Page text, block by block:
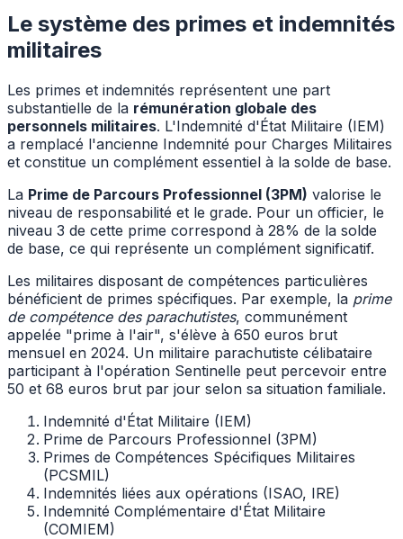
Le système des primes et indemnités
militaires
Les primes et indemnités représentent une part
substantielle de la rémunération globale des
personnels militaires. L'Indemnité d'État Militaire (IEM)
a remplacé l'ancienne Indemnité pour Charges Militaires
et constitue un complément essentiel à la solde de base.
La Prime de Parcours Professionnel (3PM) valorise le
niveau de responsabilité et le grade. Pour un officier, le
niveau 3 de cette prime correspond à 28% de la solde
de base, ce qui représente un complément significatif.
Les militaires disposant de compétences particulières
bénéficient de primes spécifiques. Par exemple, la prime
de compétence des parachutistes, communément
appelée "prime à l'air", s'élève à 650 euros brut
mensuel en 2024. Un militaire parachutiste célibataire
participant à l'opération Sentinelle peut percevoir entre
50 et 68 euros brut par jour selon sa situation familiale.
Indemnité d'État Militaire (IEM)
Prime de Parcours Professionnel (3PM)
Primes de Compétences Spécifiques Militaires
(PCSMIL)
Indemnités liées aux opérations (ISAO, IRE)
Indemnité Complémentaire d'État Militaire
(COMIEM)